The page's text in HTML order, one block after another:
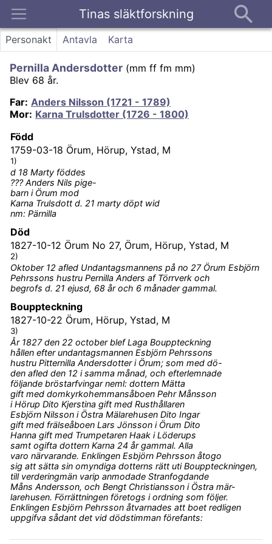
Tinas släktforskning
Kontakt
Personakt Antavla Karta
Pernilla Andersdotter (mm ff fm mm)
Blev 68 år.
Far: Anders Nilsson (1721 - 1789)
Mor: Karna Trulsdotter (1726 - 1800)
Född
1759-03-18 Örum, Hörup, Ystad, M
1)
d 18 Marty föddes
??? Anders Nils pige-
barn i Örum mod
Karna Trulsdott d. 21 marty döpt wid
nm: Pärnilla
Död
1827-10-12 Örum No 27, Örum, Hörup, Ystad, M
2)
Oktober 12 afled Undantagsmannens på no 27 Örum Esbjörn
Pehrssons hustru Pernilla Anders af Törrverk och
begrofs d. 21 ejusd, 68 år och 6 månader gammal.
Bouppteckning
1827-10-22 Örum, Hörup, Ystad, M
3)
År 1827 den 22 october blef Laga Bouppteckning
hållen efter undantagsmannen Esbjörn Pehrssons
hustru Pitternilla Andersdotter i Örum; som med dö-
den afled den 12 i samma månad, och efterlemnade
följande bröstarfvingar neml: dottern Mätta
gift med domkyrkohemmansåboen Pehr Månsson
i Hörup Dito Kjerstina gift med Rusthållaren
Esbjörn Nilsson i Östra Mälarehusen Dito Ingar
gift med frälseåboen Lars Jönsson i Örum Dito
Hanna gift med Trumpetaren Haak i Löderups
samt ogifta dottern Karna 24 år gammal. Alla
varo närvarande. Enklingen Esbjörn Pehrsson åtogo
sig att sätta sin omyndiga dotterns rätt uti Bouppteckningen,
till verderingmän varip anmodade Stranfogdande
Måns Andersson, och Bengt Christiansson i Östra mär-
larehusen. Förrättningen företogs i ordning som följer.
Enklingen Esbjörn Pehrsson åtvarnades att boet redligen
uppgifva sådant det vid dödstimman förefants: